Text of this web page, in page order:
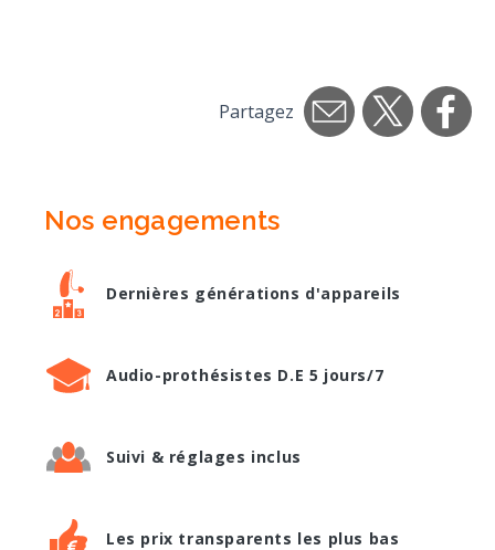
Partagez
Nos engagements
Dernières générations d'appareils
Audio-prothésistes D.E 5 jours/7
Suivi & réglages inclus
Les prix transparents les plus bas